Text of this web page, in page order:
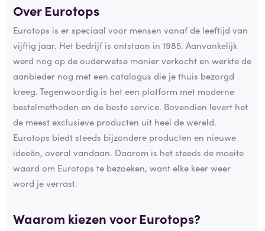
Over Eurotops
Eurotops is er speciaal voor mensen vanaf de leeftijd van
vijftig jaar. Het bedrijf is ontstaan in 1985. Aanvankelijk
werd nog op de ouderwetse manier verkocht en werkte de
aanbieder nog met een catalogus die je thuis bezorgd
kreeg. Tegenwoordig is het een platform met moderne
bestelmethoden en de beste service. Bovendien levert het
de meest exclusieve producten uit heel de wereld.
Eurotops biedt steeds bijzondere producten en nieuwe
ideeën, overal vandaan. Daarom is het steeds de moeite
waard om Eurotops te bezoeken, want elke keer weer
word je verrast.
Waarom kiezen voor Eurotops?